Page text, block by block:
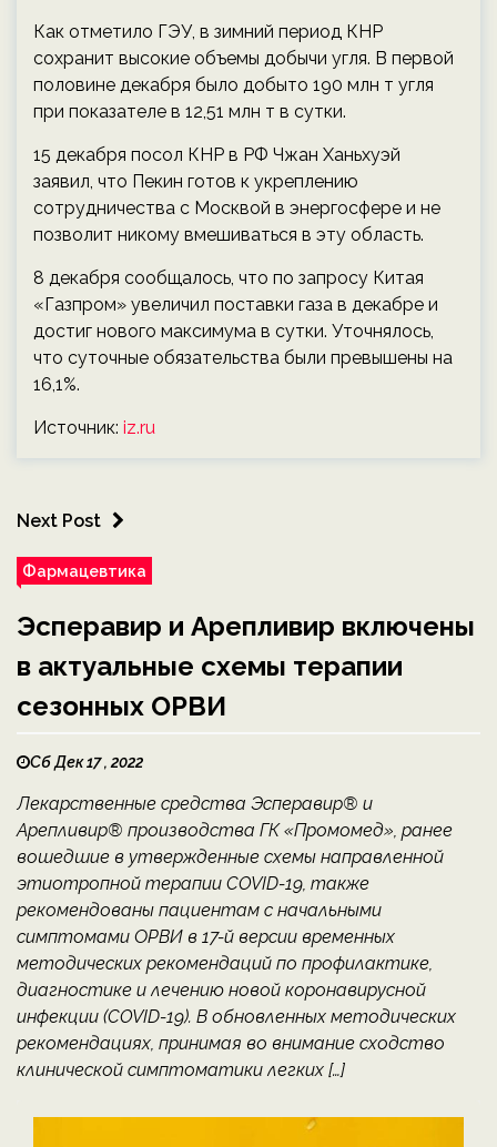
Как отметило ГЭУ, в зимний период КНР
сохранит высокие объемы добычи угля. В первой
половине декабря было добыто 190 млн т угля
при показателе в 12,51 млн т в сутки.
15 декабря посол КНР в РФ Чжан Ханьхуэй
заявил, что Пекин готов к укреплению
сотрудничества с Москвой в энергосфере и не
позволит никому вмешиваться в эту область.
8 декабря сообщалось, что по запросу Китая
«Газпром» увеличил поставки газа в декабре и
достиг нового максимума в сутки. Уточнялось,
что суточные обязательства были превышены на
16,1%.
Источник: iz.ru
Next Post
Фармацевтика
Эсперавир и Арепливир включены
в актуальные схемы терапии
сезонных ОРВИ
Сб Дек 17 , 2022
Лекарственные средства Эсперавир® и
Арепливир® производства ГК «Промомед», ранее
вошедшие в утвержденные схемы направленной
этиотропной терапии COVID-19, также
рекомендованы пациентам с начальными
симптомами ОРВИ в 17-й версии временных
методических рекомендаций по профилактике,
диагностике и лечению новой коронавирусной
инфекции (COVID-19). В обновленных методических
рекомендациях, принимая во внимание сходство
клинической симптоматики легких […]